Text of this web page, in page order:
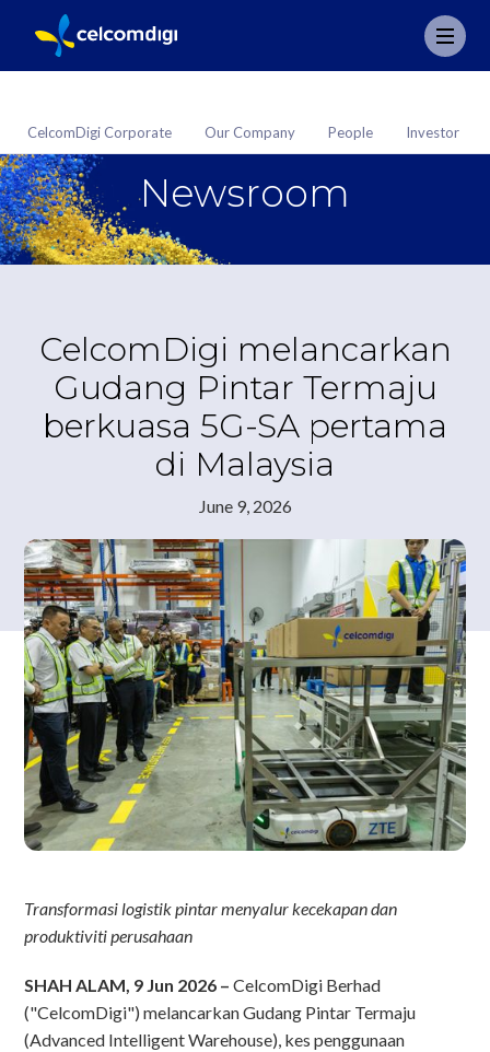
CelcomDigi Corporate Our Company People Investor
Newsroom
CelcomDigi melancarkan
Gudang Pintar Termaju
berkuasa 5G-SA pertama
di Malaysia
June 9, 2026
Transformasi logistik pintar menyalur kecekapan dan
produktiviti perusahaan
SHAH ALAM, 9 Jun 2026 –CelcomDigi Berhad
("CelcomDigi") melancarkan Gudang Pintar Termaju
(Advanced Intelligent Warehouse), kes penggunaan